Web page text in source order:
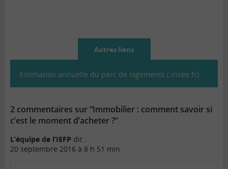
Autres liens
Estimation annuelle du parc de logements (.insee.fr)
2 commentaires sur “Immobilier : comment savoir si
c’est le moment d’acheter ?”
L’équipe de l’IEFP dit :
20 septembre 2016 à 8 h 51 min